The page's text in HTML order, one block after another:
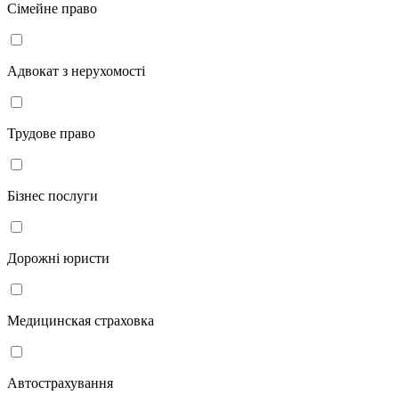
Сімейне право
Адвокат з нерухомості
Трудове право
Бізнес послуги
Дорожні юристи
Медицинская страховка
Автострахування